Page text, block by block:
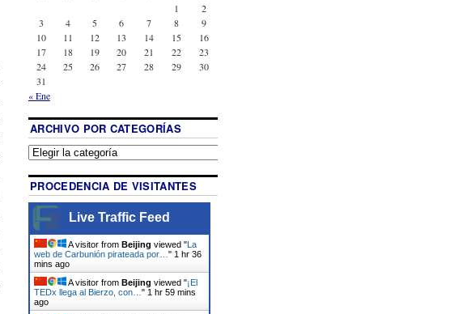
1
2
3
4 5 6 7 8
9
10
11 12 13 14 15
16
17
18 19 20 21 22
23
24
25 26 27 28 29
30
31
« Ene
ARCHIVO POR CATEGORÍAS
PROCEDENCIA DE VISITANTES
Live Traffic Feed
A visitor from Beijing viewed "La
web de Carbunión pirateada por… " 1 hr 36
mins ago
A visitor from Beijing viewed "¡El
TEDx llega al Bierzo, con… " 1 hr 59 mins
ago